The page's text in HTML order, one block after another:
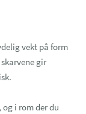
vekt på form
gir
og i rom der du